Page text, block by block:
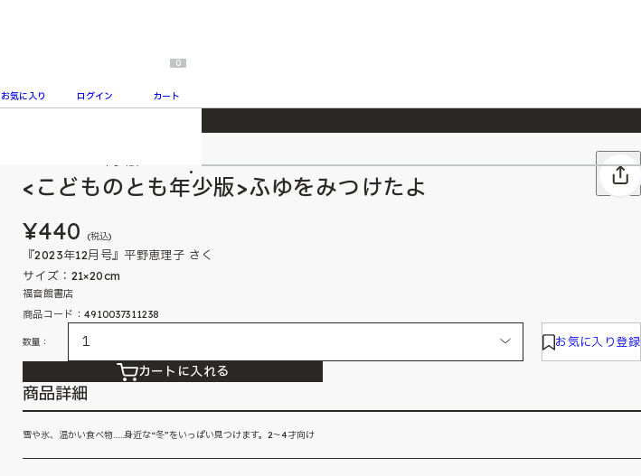
2026/7/23 『ONE PIECE magazine 021 ONE PIECEカード付き同梱版』発売延期のご案内
お気に入り ログイン
0
カート
<こどものとも年少版>ふゆをみつけたよ
¥440 (税込)
『2023年12月号』平野恵理子 さく
サイズ：21×20cm
福音館書店
商品コード：4910037311238
数量： お気に入り登録
カートに入れる
商品詳細
雪や氷、温かい食べ物……身近な“冬”をいっぱい見つけます。2〜4才向け